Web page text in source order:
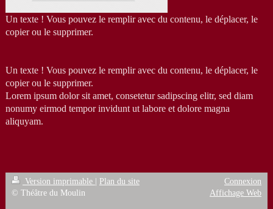
Un texte ! Vous pouvez le remplir avec du contenu, le déplacer, le
copier ou le supprimer.
Un texte ! Vous pouvez le remplir avec du contenu, le déplacer, le
copier ou le supprimer.
Lorem ipsum dolor sit amet, consetetur sadipscing elitr, sed diam
nonumy eirmod tempor invidunt ut labore et dolore magna
aliquyam.
Version imprimable
Plan du site
© Théâtre du Moulin
Connexion
Affichage Web